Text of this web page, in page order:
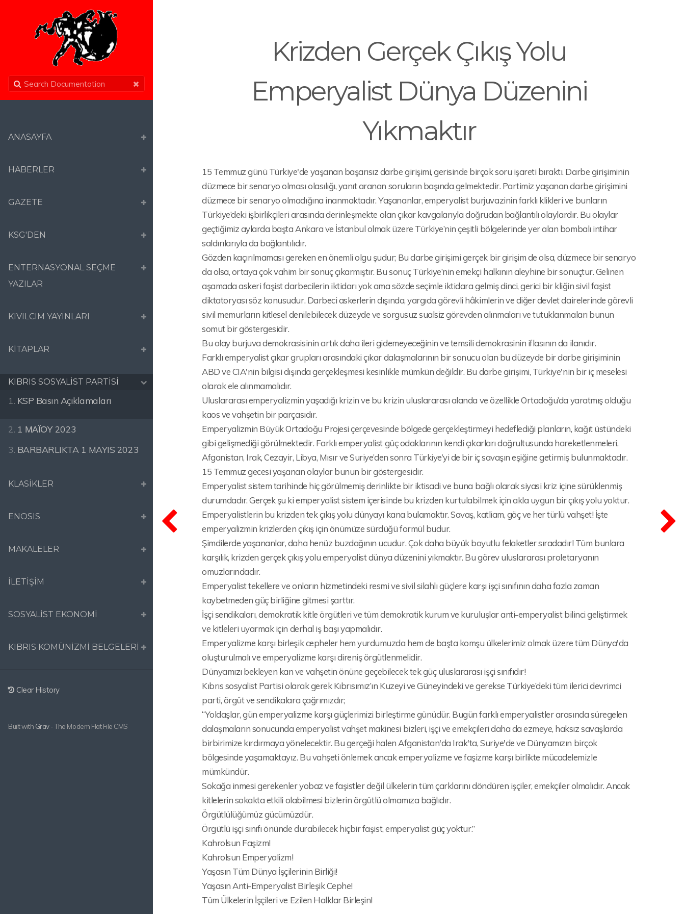
ANASAYFA
HABERLER
GAZETE
KSG'DEN
ENTERNASYONAL SEÇME
YAZILAR
KIVILCIM YAYINLARI
KİTAPLAR
KIBRIS SOSYALİST PARTİSİ
1. KSP Basın Açıklamaları
2. 1 ΜΑΪΟΥ 2023
3. BARBARLIKTA 1 MAYIS 2023
KLASİKLER
ENOSIS
MAKALELER
İLETİŞİM
SOSYALİST EKONOMİ
KIBRIS KOMÜNİZMİ BELGELERİ
Clear History
Built with Grav- The Modern Flat File CMS
Krizden Gerçek Çıkış Yolu
Emperyalist Dünya Düzenini
Yıkmaktır
15 Temmuz günü Türkiye'de yaşanan başarısız darbe girişimi, gerisinde birçok soru işareti bıraktı. Darbe girişiminin
düzmece bir senaryo olması olasılığı, yanıt aranan soruların başında gelmektedir. Partimiz yaşanan darbe girişimini
düzmece bir senaryo olmadığına inanmaktadır. Yaşananlar, emperyalist burjuvazinin farklı klikleri ve bunların
Türkiye’deki işbirlikçileri arasında derinleşmekte olan çıkar kavgalarıyla doğrudan bağlantılı olaylardır. Bu olaylar
geçtiğimiz aylarda başta Ankara ve İstanbul olmak üzere Türkiye’nin çeşitli bölgelerinde yer alan bombalı intihar
saldırılarıyla da bağlantılıdır.
Gözden kaçırılmaması gereken en önemli olgu şudur; Bu darbe girişimi gerçek bir girişim de olsa, düzmece bir senaryo
da olsa, ortaya çok vahim bir sonuç çıkarmıştır. Bu sonuç Türkiye’nin emekçi halkının aleyhine bir sonuçtur. Gelinen
aşamada askeri faşist darbecilerin iktidarı yok ama sözde seçimle iktidara gelmiş dinci, gerici bir kliğin sivil faşist
diktatoryası söz konusudur. Darbeci askerlerin dışında, yargıda görevli hâkimlerin ve diğer devlet dairelerinde görevli
sivil memurların kitlesel denilebilecek düzeyde ve sorgusuz sualsiz görevden alınmaları ve tutuklanmaları bunun
somut bir göstergesidir.
Bu olay burjuva demokrasisinin artık daha ileri gidemeyeceğinin ve temsili demokrasinin iflasının da ilanıdır.
Farklı emperyalist çıkar grupları arasındaki çıkar dalaşmalarının bir sonucu olan bu düzeyde bir darbe girişiminin
ABD ve CIA'nin bilgisi dışında gerçekleşmesi kesinlikle mümkün değildir. Bu darbe girişimi, Türkiye'nin bir iç meselesi
olarak ele alınmamalıdır.
Uluslararası emperyalizmin yaşadığı krizin ve bu krizin uluslararası alanda ve özellikle Ortadoğu’da yaratmış olduğu
kaos ve vahşetin bir parçasıdır.
Emperyalizmin Büyük Ortadoğu Projesi çerçevesinde bölgede gerçekleştirmeyi hedeflediği planların, kağıt üstündeki
gibi gelişmediği görülmektedir. Farklı emperyalist güç odaklarının kendi çıkarları doğrultusunda hareketlenmeleri,
Afganistan, Irak, Cezayir, Libya, Mısır ve Suriye’den sonra Türkiye’yi de bir iç savaşın eşiğine getirmiş bulunmaktadır.
15 Temmuz gecesi yaşanan olaylar bunun bir göstergesidir.
Emperyalist sistem tarihinde hiç görülmemiş derinlikte bir iktisadi ve buna bağlı olarak siyasi kriz içine sürüklenmiş
durumdadır. Gerçek şu ki emperyalist sistem içerisinde bu krizden kurtulabilmek için akla uygun bir çıkış yolu yoktur.
Emperyalistlerin bu krizden tek çıkış yolu dünyayı kana bulamaktır. Savaş, katliam, göç ve her türlü vahşet! İşte
emperyalizmin krizlerden çıkış için önümüze sürdüğü formül budur.
Şimdilerde yaşananlar, daha henüz buzdağının ucudur. Çok daha büyük boyutlu felaketler sıradadır! Tüm bunlara
karşılık, krizden gerçek çıkış yolu emperyalist dünya düzenini yıkmaktır. Bu görev uluslararası proletaryanın
omuzlarındadır.
Emperyalist tekellere ve onların hizmetindeki resmi ve sivil silahlı güçlere karşı işçi sınıfının daha fazla zaman
kaybetmeden güç birliğine gitmesi şarttır.
İşçi sendikaları, demokratik kitle örgütleri ve tüm demokratik kurum ve kuruluşlar anti-emperyalist bilinci geliştirmek
ve kitleleri uyarmak için derhal iş başı yapmalıdır.
Emperyalizme karşı birleşik cepheler hem yurdumuzda hem de başta komşu ülkelerimiz olmak üzere tüm Dünya'da
oluşturulmalı ve emperyalizme karşı direniş örgütlenmelidir.
Dünyamızı bekleyen kan ve vahşetin önüne geçebilecek tek güç uluslararası işçi sınıfıdır!
Kıbrıs sosyalist Partisi olarak gerek Kıbrısımız’ın Kuzeyi ve Güneyindeki ve gerekse Türkiye’deki tüm ilerici devrimci
parti, örgüt ve sendikalara çağrımızdır;
“Yoldaşlar, gün emperyalizme karşı güçlerimizi birleştirme günüdür. Bugün farklı emperyalistler arasında süregelen
dalaşmaların sonucunda emperyalist vahşet makinesi bizleri, işçi ve emekçileri daha da ezmeye, haksız savaşlarda
birbirimize kırdırmaya yönelecektir. Bu gerçeği halen Afganistan'da Irak'ta, Suriye'de ve Dünyamızın birçok
bölgesinde yaşamaktayız. Bu vahşeti önlemek ancak emperyalizme ve faşizme karşı birlikte mücadelemizle
mümkündür.
Sokağa inmesi gerekenler yobaz ve faşistler değil ülkelerin tüm çarklarını döndüren işçiler, emekçiler olmalıdır. Ancak
kitlelerin sokakta etkili olabilmesi bizlerin örgütlü olmamıza bağlıdır.
Örgütlülüğümüz gücümüzdür.
Örgütlü işçi sınıfı önünde durabilecek hiçbir faşist, emperyalist güç yoktur.”
Kahrolsun Faşizm!
Kahrolsun Emperyalizm!
Yaşasın Tüm Dünya İşçilerinin Birliği!
Yaşasın Anti-Emperyalist Birleşik Cephe!
Tüm Ülkelerin İşçileri ve Ezilen Halklar Birleşin!